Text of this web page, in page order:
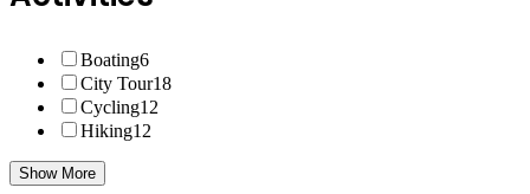
Boating6
City Tour18
Cycling12
Hiking12
Show More